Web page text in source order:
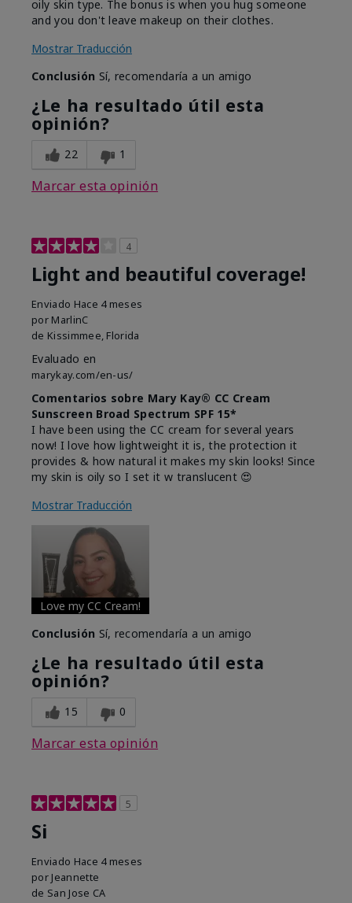
oily skin type. The bonus is when you hug someone
and you don't leave makeup on their clothes.
Mostrar Traducción
Conclusión Sí, recomendaría a un amigo
¿Le ha resultado útil esta
opinión?
22 1
Marcar esta opinión
4
Light and beautiful coverage!
Enviado Hace 4 meses
por MarlinC
de Kissimmee, Florida
Evaluado en
marykay.com/en-us/
Comentarios sobre Mary Kay® CC Cream
Sunscreen Broad Spectrum SPF 15*
I have been using the CC cream for several years
now! I love how lightweight it is, the protection it
provides & how natural it makes my skin looks! Since
my skin is oily so I set it w translucent 😍
Mostrar Traducción
Love my CC Cream!
Conclusión Sí, recomendaría a un amigo
¿Le ha resultado útil esta
opinión?
15 0
Marcar esta opinión
5
Si
Enviado Hace 4 meses
por Jeannette
de San Jose CA